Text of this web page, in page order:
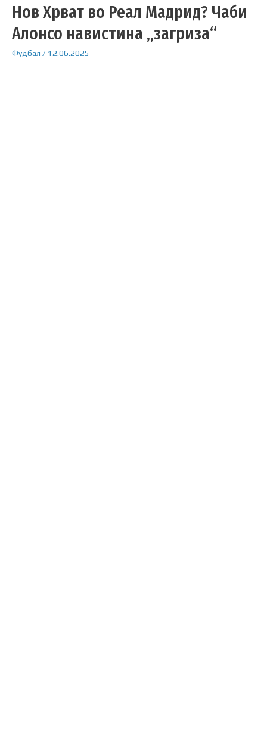
Нов Хрват во Реал Мадрид? Чаби
Алонсо навистина „загриза“
Фудбал / 12.06.2025